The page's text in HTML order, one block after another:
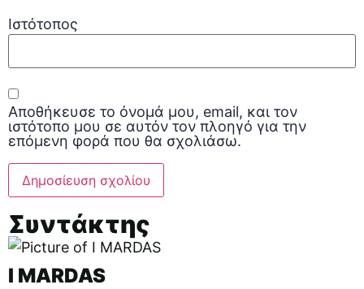
Ιστότοπος
Αποθήκευσε το όνομά μου, email, και τον
ιστότοπο μου σε αυτόν τον πλοηγό για την
επόμενη φορά που θα σχολιάσω.
Συντάκτης
I MARDAS